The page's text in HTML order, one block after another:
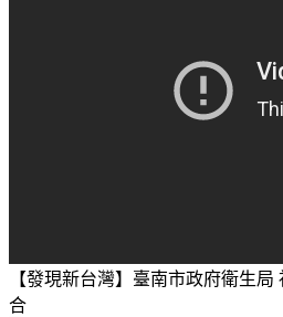
【發現新台灣】臺南市政府衛生
合